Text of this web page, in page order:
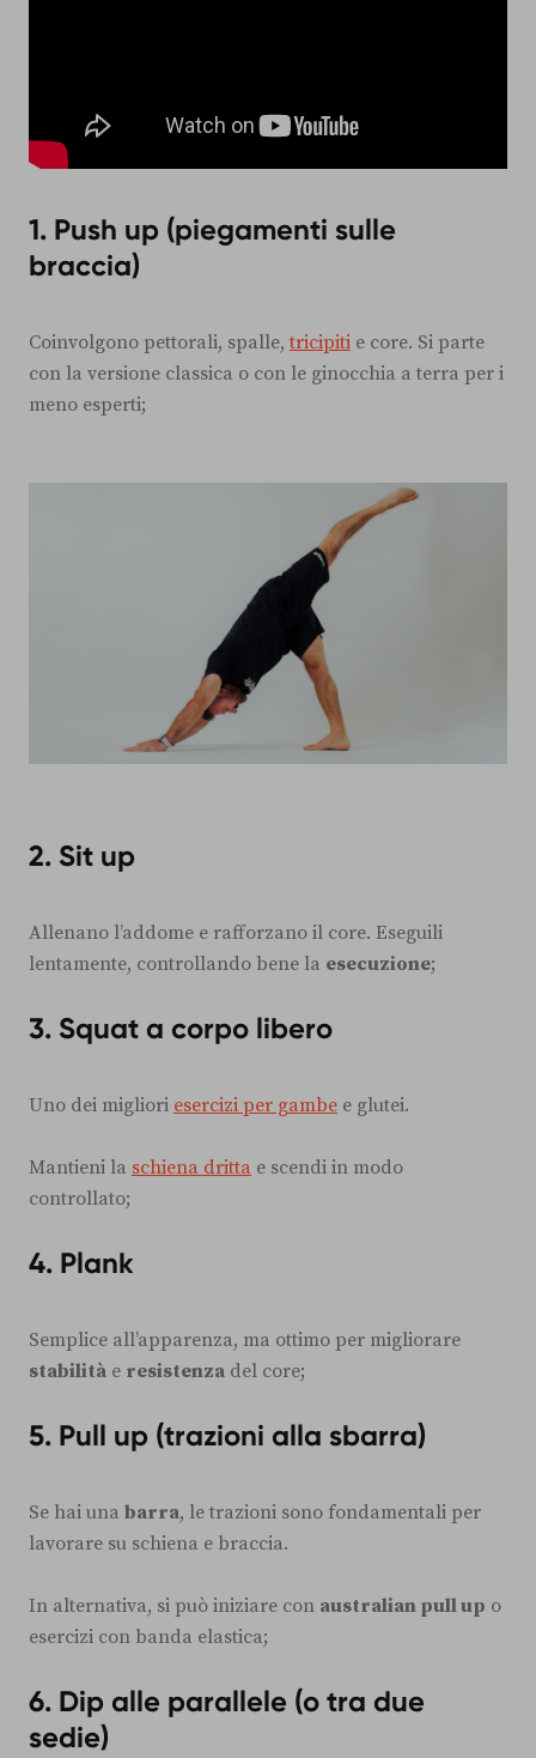
1. Push up (piegamenti sulle
braccia)
Coinvolgono pettorali, spalle,tricipiti e core. Si parte
con la versione classica o con le ginocchia a terra per i
meno esperti;
2. Sit up
Allenano l’addome e rafforzano il core. Eseguili
lentamente, controllando bene la esecuzione;
3. Squat a corpo libero
Uno dei migliori esercizi per gambe e glutei.
Mantieni la schiena dritta e scendi in modo
controllato;
4. Plank
Semplice all’apparenza, ma ottimo per migliorare
stabilità e resistenza del core;
5. Pull up (trazioni alla sbarra)
Se hai una barra, le trazioni sono fondamentali per
lavorare su schiena e braccia.
In alternativa, si può iniziare con australian pull up o
esercizi con banda elastica;
6. Dip alle parallele (o tra due
sedie)